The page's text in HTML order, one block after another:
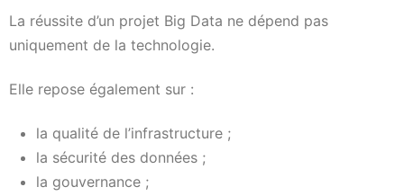
La réussite d’un projet Big Data ne dépend pas
uniquement de la technologie.
Elle repose également sur :
la qualité de l’infrastructure ;
la sécurité des données ;
la gouvernance ;